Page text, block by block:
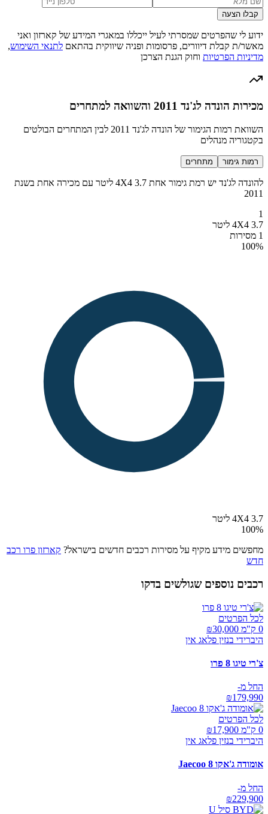
קבלו הצעה
ידוע לי שהפרטים שמסרתי לעיל ייכללו במאגרי המידע של קארזון ואני
מאשר/ת קבלת דיוורים, פרסומות ופניה שיווקית בהתאם לתנאי השימוש,
מדיניות הפרטיות וחוק הגנת הצרכן
מכירות הונדה לג'נד 2011 והשוואה למתחרים
השוואת רמות הגימור של הונדה לג'נד 2011 לבין המתחרים הבולטים
בקטגוריה מנהלים
רמות גימור מתחרים
להונדה לג'נד יש רמת גימור אחת 4X4 3.7 ליטר עם מכירה אחת בשנת
2011
1
4X4 3.7 ליטר
1 מסירות
100%
4X4 3.7 ליטר
100%
מחפשים מידע מקיף על מסירות רכבים חדשים בישראל? קארזון פרו רכב
חדש
רכבים נוספים שגולשים בדקו
לכל הפרטים
0 ק"מ ₪
30,000
היברידי בנזין פלאג אין
צ'רי טיגו 8 פרו
החל מ-
₪179,990
לכל הפרטים
0 ק"מ ₪
17,900
היברידי בנזין פלאג אין
אומודה ג'אקו Jaecoo 8
החל מ-
₪229,900